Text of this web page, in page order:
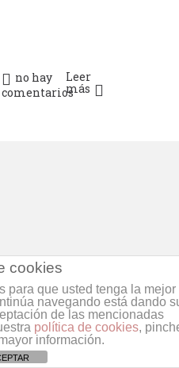
no hay
comentarios
Leer
más
cookies
para que usted tenga la mejor
navegando está dando
de las mencionadas
política de cookies,
información.